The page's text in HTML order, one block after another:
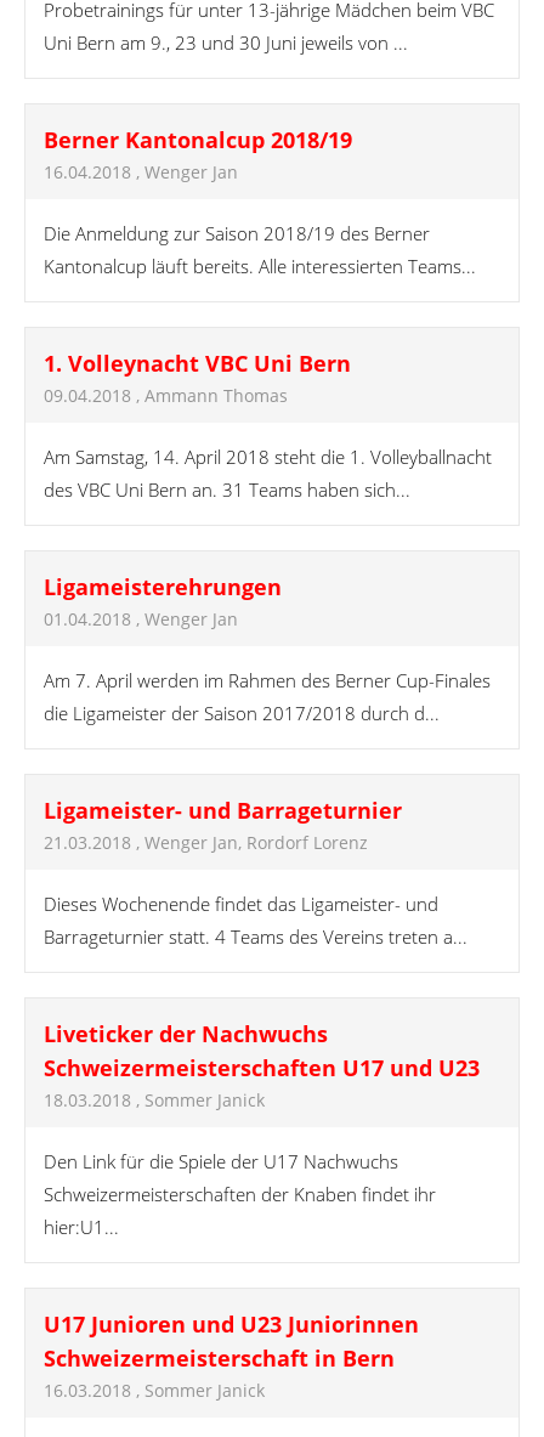
Probetrainings für unter 13-jährige Mädchen beim VBC
Uni Bern am 9., 23 und 30 Juni jeweils von ...
Berner Kantonalcup 2018/19
16.04.2018 , Wenger Jan
Die Anmeldung zur Saison 2018/19 des Berner
Kantonalcup läuft bereits. Alle interessierten Teams...
1. Volleynacht VBC Uni Bern
09.04.2018 , Ammann Thomas
Am Samstag, 14. April 2018 steht die 1. Volleyballnacht
des VBC Uni Bern an. 31 Teams haben sich...
Ligameisterehrungen
01.04.2018 , Wenger Jan
Am 7. April werden im Rahmen des Berner Cup-Finales
die Ligameister der Saison 2017/2018 durch d...
Ligameister- und Barrageturnier
21.03.2018 , Wenger Jan, Rordorf Lorenz
Dieses Wochenende findet das Ligameister- und
Barrageturnier statt. 4 Teams des Vereins treten a...
Liveticker der Nachwuchs
Schweizermeisterschaften U17 und U23
18.03.2018 , Sommer Janick
Den Link für die Spiele der U17 Nachwuchs
Schweizermeisterschaften der Knaben findet ihr
hier:U1...
U17 Junioren und U23 Juniorinnen
Schweizermeisterschaft in Bern
16.03.2018 , Sommer Janick